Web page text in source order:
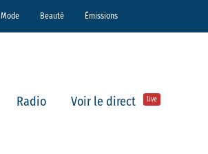
Mode Beauté Émissions
Radio Voir le direct live